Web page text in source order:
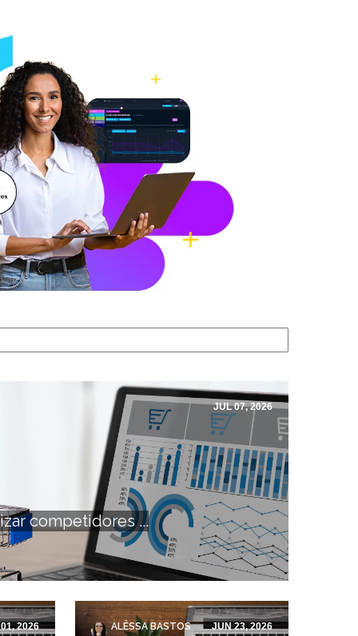
JUL 07, 2026
competidores ...
2026 ALÊSSA BASTOS JUN 23, 2026